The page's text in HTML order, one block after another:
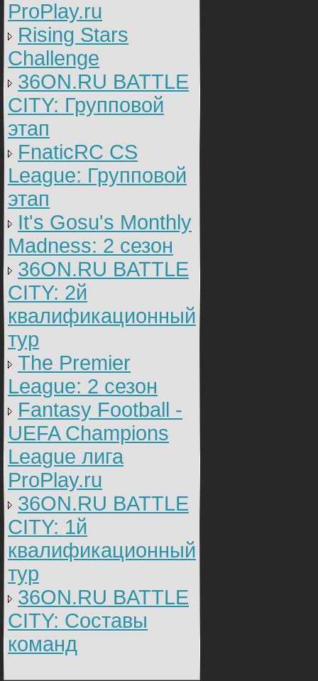
ProPlay.ru
Rising Stars
Challenge
36ON.RU BATTLE
CITY: Групповой
этап
FnaticRC CS
League: Групповой
этап
It's Gosu's Monthly
Madness: 2 сезон
36ON.RU BATTLE
CITY: 2й
квалификационный
тур
The Premier
League: 2 cезон
Fantasy Football -
UEFA Champions
League лига
ProPlay.ru
36ON.RU BATTLE
CITY: 1й
квалификационный
тур
36ON.RU BATTLE
CITY: Составы
команд